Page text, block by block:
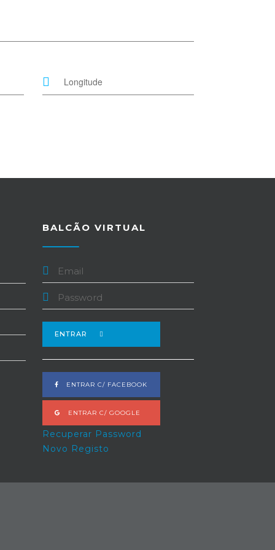
BALCÃO VIRTUAL
ENTRAR
ENTRAR C/ FACEBOOK
ENTRAR C/ GOOGLE
Recuperar Password
Novo Registo